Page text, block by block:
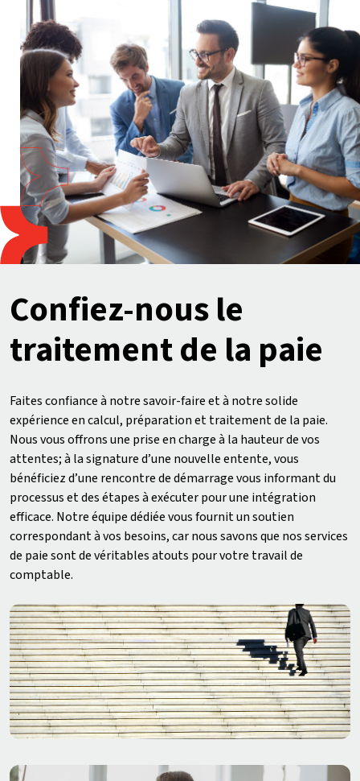
Confiez-nous le
traitement de la paie
Faites confiance à notre savoir-faire et à notre solide
expérience en calcul, préparation et traitement de la paie.
Nous vous offrons une prise en charge à la hauteur de vos
attentes; à la signature d’une nouvelle entente, vous
bénéficiez d’une rencontre de démarrage vous informant du
processus et des étapes à exécuter pour une intégration
efficace. Notre équipe dédiée vous fournit un soutien
correspondant à vos besoins, car nous savons que nos services
de paie sont de véritables atouts pour votre travail de
comptable.